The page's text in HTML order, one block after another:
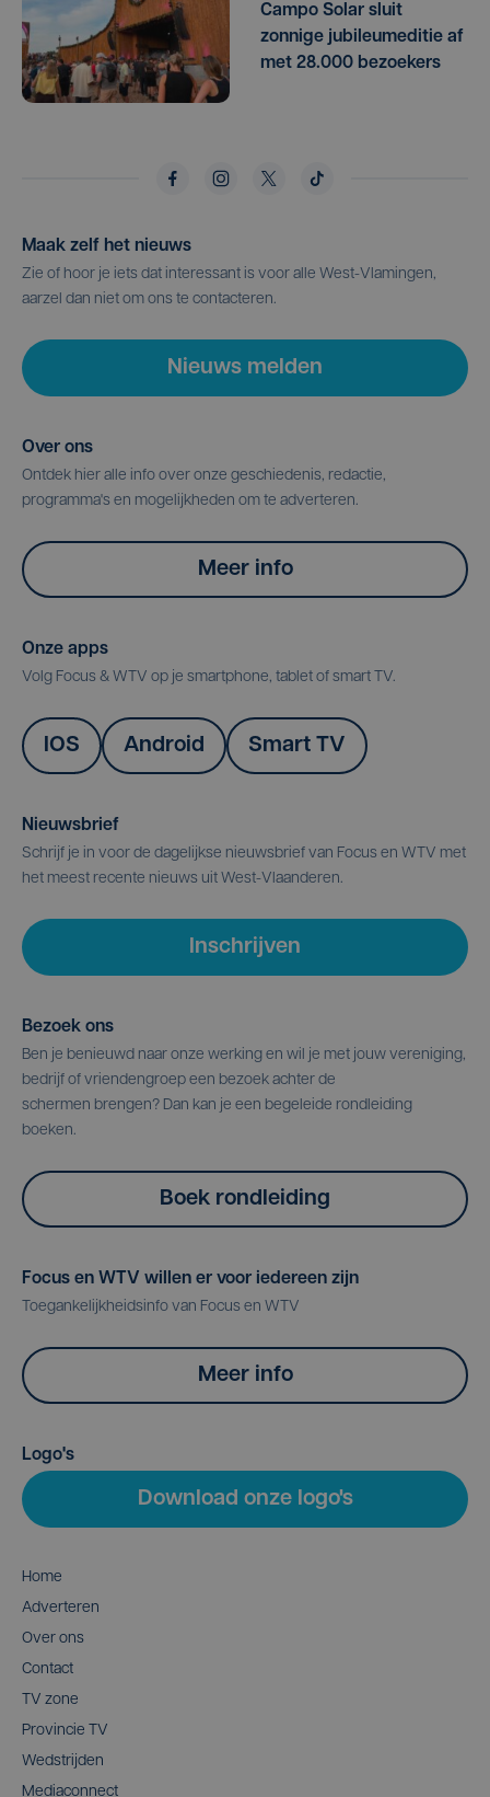
Campo Solar sluit
zonnige jubileumeditie af
met 28.000 bezoekers
Maak zelf het nieuws
Zie of hoor je iets dat interessant is voor alle West-Vlamingen,
aarzel dan niet om ons te contacteren.
Nieuws melden
Over ons
Ontdek hier alle info over onze geschiedenis, redactie,
programma's en mogelijkheden om te adverteren.
Meer info
Onze apps
Volg Focus & WTV op je smartphone, tablet of smart TV.
IOS Android Smart TV
Nieuwsbrief
Schrijf je in voor de dagelijkse nieuwsbrief van Focus en WTV met
het meest recente nieuws uit West-Vlaanderen.
Inschrijven
Bezoek ons
Ben je benieuwd naar onze werking en wil je met jouw vereniging,
bedrijf of vriendengroep een bezoek achter de
schermen brengen? Dan kan je een begeleide rondleiding
boeken.
Boek rondleiding
Focus en WTV willen er voor iedereen zijn
Toegankelijkheidsinfo van Focus en WTV
Meer info
Logo's
Download onze logo's
Home
Adverteren
Over ons
Contact
TV zone
Provincie TV
Wedstrijden
Mediaconnect